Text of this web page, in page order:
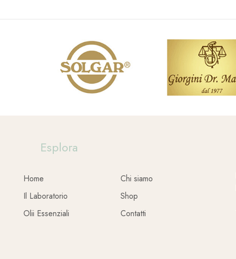
Esplora
Home
Chi siamo
Il Laboratorio
Shop
Olii Essenziali
Contatti